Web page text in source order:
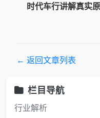
时代车行讲解真实
← 返回文章列表
栏目导航
行业解析